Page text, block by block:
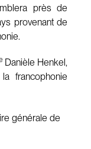
près de
provenant de
Danièle Henkel,
francophonie
générale de